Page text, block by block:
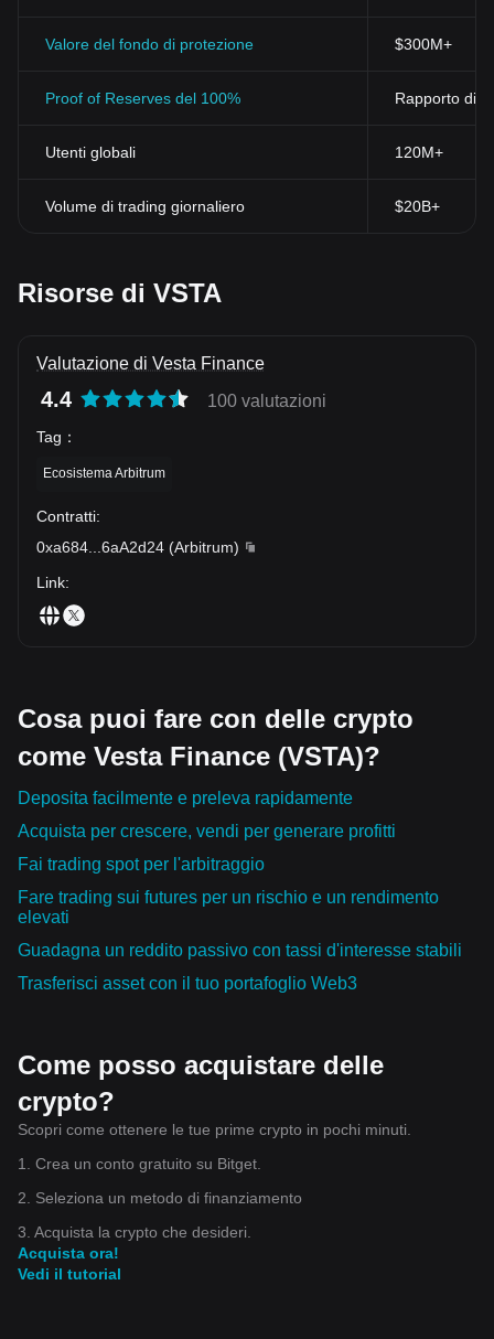
criptovalutari.
Valore del fondo di protezione $300M+
Proof of Reserves del 100% Rapporto di
Utenti globali 120M+
Volume di trading giornaliero $20B+
Risorse di VSTA
Valutazione di Vesta Finance
4.4 100 valutazioni
Tag ：
Ecosistema Arbitrum
Contratti:
0xa684
6aA2d24 (Arbitrum)
Link:
Cosa puoi fare con delle crypto
come Vesta Finance (VSTA)?
Deposita facilmente e preleva rapidamente
Acquista per crescere, vendi per generare profitti
Fai trading spot per l'arbitraggio
Fare trading sui futures per un rischio e un rendimento
elevati
Guadagna un reddito passivo con tassi d'interesse stabili
Trasferisci asset con il tuo portafoglio Web3
Come posso acquistare delle
crypto?
Scopri come ottenere le tue prime crypto in pochi minuti.
1. Crea un conto gratuito su Bitget.
2. Seleziona un metodo di finanziamento
3. Acquista la crypto che desideri.
Acquista ora!
Vedi il tutorial